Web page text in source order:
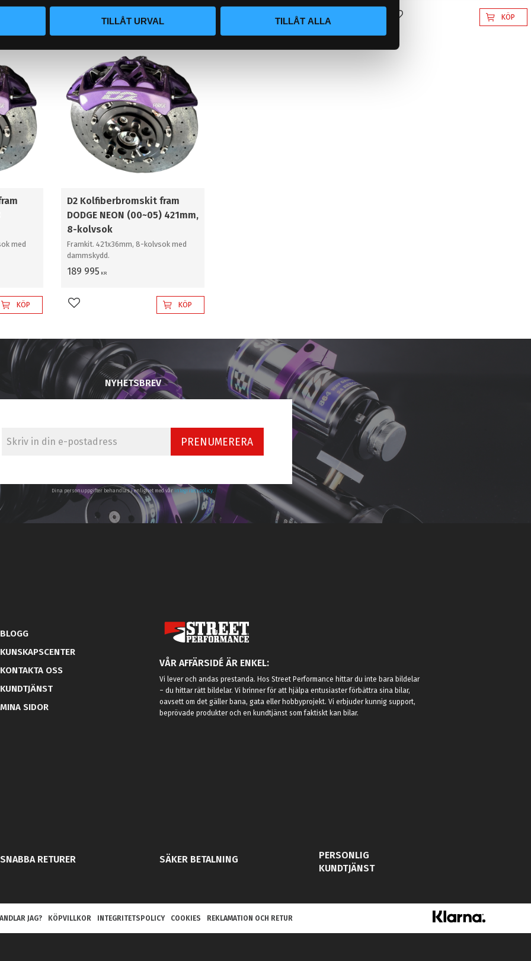
TILLÅT URVAL TILLÅT ALLA
Lägg till i favoriter Lägg till i favoriter Lägg till i favoriter KÖP
med
KÖP
D2 Kolfiberbromskit fram
DODGE NEON (00~05) 421mm,
8-kolvsok
Framkit. 421x36mm, 8-kolvsok med
dammskydd.
189 995 KR
Lägg till i favoriter KÖP
NYHETSBREV
PRENUMERERA
Dina personuppgifter behandlas i enlighet med vår integritetspolicy
BLOGG
KUNSKAPSCENTER
KONTAKTA OSS
KUNDTJÄNST
MINA SIDOR
VÅR AFFÄRSIDÉ ÄR ENKEL:
Vi lever och andas prestanda. Hos Street Performance hittar du inte bara bildelar
– du hittar rätt bildelar. Vi brinner för att hjälpa entusiaster förbättra sina bilar,
oavsett om det gäller bana, gata eller hobbyprojekt. Vi erbjuder kunnig support,
beprövade produkter och en kundtjänst som faktiskt kan bilar.
SNABBA RETURER SÄKER BETALNING
PERSONLIG
KUNDTJÄNST
JAG? KÖPVILLKOR INTEGRITETSPOLICY COOKIES REKLAMATION OCH RETUR